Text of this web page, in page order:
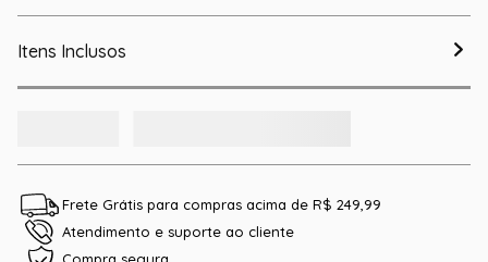
Itens Inclusos
Frete Grátis para compras acima de R$ 249,99
Atendimento e suporte ao cliente